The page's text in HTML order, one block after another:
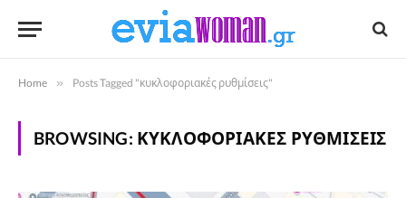
Home » Posts Tagged "κυκλοφοριακές ρυθμίσεις"
BROWSING: ΚΥΚΛΟΦΟΡΙΑΚΈΣ ΡΥΘΜΊΣΕΙΣ